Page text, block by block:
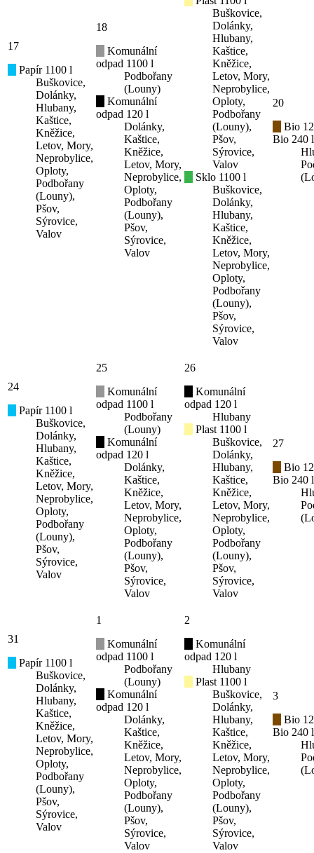
17
Papír 1100 l
Buškovice,
Dolánky,
Hlubany,
Kaštice,
Kněžice,
Letov, Mory,
Neprobylice,
Oploty,
Podbořany
(Louny),
Pšov,
Sýrovice,
Valov
18
Komunální
odpad 1100 l
Podbořany
(Louny)
Komunální
odpad 120 l
Dolánky,
Kaštice,
Kněžice,
Letov, Mory,
Neprobylice,
Oploty,
Podbořany
(Louny),
Pšov,
Sýrovice,
Valov
Buškovice,
Dolánky,
Hlubany,
Kaštice,
Kněžice,
Letov, Mory,
Neprobylice,
Oploty,
Podbořany
(Louny),
Pšov,
Sýrovice,
Valov
Sklo 1100 l
Buškovice,
Dolánky,
Hlubany,
Kaštice,
Kněžice,
Letov, Mory,
Neprobylice,
Oploty,
Podbořany
(Louny),
Pšov,
Sýrovice,
Valov
20
Bio
Bio 240 l
24
Papír 1100 l
Buškovice,
Dolánky,
Hlubany,
Kaštice,
Kněžice,
Letov, Mory,
Neprobylice,
Oploty,
Podbořany
(Louny),
Pšov,
Sýrovice,
Valov
25
Komunální
odpad 1100 l
Podbořany
(Louny)
Komunální
odpad 120 l
Dolánky,
Kaštice,
Kněžice,
Letov, Mory,
Neprobylice,
Oploty,
Podbořany
(Louny),
Pšov,
Sýrovice,
Valov
26
Komunální
odpad 120 l
Hlubany
Plast 1100 l
Buškovice,
Dolánky,
Hlubany,
Kaštice,
Kněžice,
Letov, Mory,
Neprobylice,
Oploty,
Podbořany
(Louny),
Pšov,
Sýrovice,
Valov
27
Bio
Bio 240 l
31
Papír 1100 l
Buškovice,
Dolánky,
Hlubany,
Kaštice,
Kněžice,
Letov, Mory,
Neprobylice,
Oploty,
Podbořany
(Louny),
Pšov,
Sýrovice,
Valov
1
Komunální
odpad 1100 l
Podbořany
(Louny)
Komunální
odpad 120 l
Dolánky,
Kaštice,
Kněžice,
Letov, Mory,
Neprobylice,
Oploty,
Podbořany
(Louny),
Pšov,
Sýrovice,
Valov
2
Komunální
odpad 120 l
Hlubany
Plast 1100 l
Buškovice,
Dolánky,
Hlubany,
Kaštice,
Kněžice,
Letov, Mory,
Neprobylice,
Oploty,
Podbořany
(Louny),
Pšov,
Sýrovice,
Valov
3
Bio
Bio 240 l